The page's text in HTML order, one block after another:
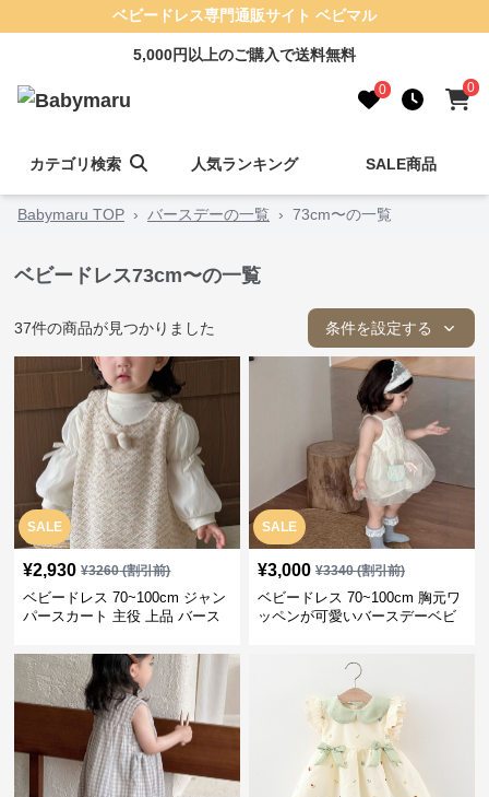
ベビードレス専門通販サイト ベビマル
5,000円以上のご購入で送料無料
0 0
カテゴリ検索 人気ランキング SALE商品
Babymaru TOP › バースデーの一覧 › 73cm〜の一覧
ベビードレス73cm〜の一覧
37件の商品が見つかりました 条件を設定する
SALE
¥2,930 ¥3260(割引前)
ベビードレス 70~100cm ジャン
パースカート 主役 上品 バース
露目 秋冬春
SALE
¥3,000 ¥3340(割引前)
ベビードレス 70~100cm 胸元ワ
ッペンが可愛いバースデーベビ